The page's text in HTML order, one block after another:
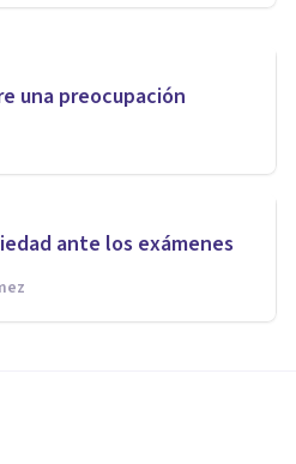
una preocupación
ante los exámenes